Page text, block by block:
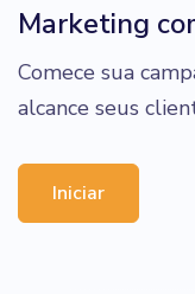
Marketing
Comece sua
alcance seus
Iniciar